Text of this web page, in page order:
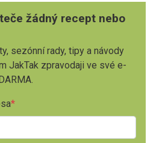
žádný recept nebo
sezónní rady, tipy a návody
JakTak zpravodaji ve své e-